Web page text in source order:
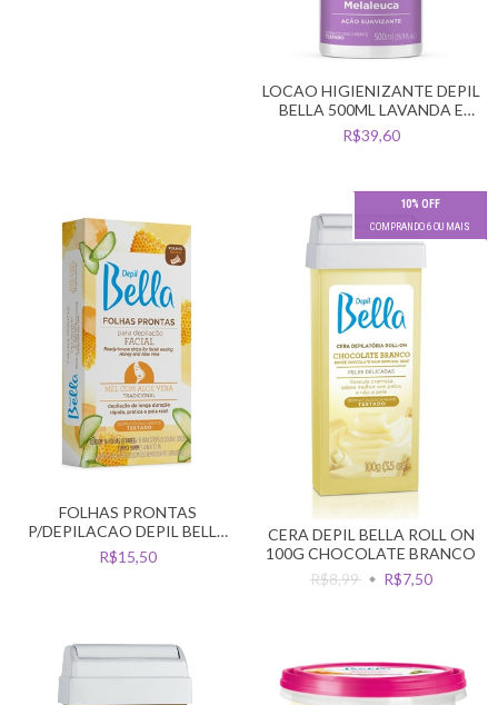
LOCAO HIGIENIZANTE DEPIL
BELLA 500ML LAVANDA E
MELALEUCA
R$39,60
FOLHAS PRONTAS
P/DEPILACAO DEPIL BELLA
ROSTO ALOE VERA C/8
PARES
R$15,50
10% OFF
COMPRANDO 6 OU MAIS
CERA DEPIL BELLA ROLL ON
100G CHOCOLATE BRANCO
R$8,99
R$7,50